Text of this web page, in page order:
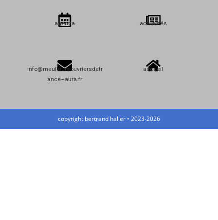
agenda actualités
info@meulleursouvriersdefr
ance–aura.fr
accueil
copyright bertrand haller • 2023-2026